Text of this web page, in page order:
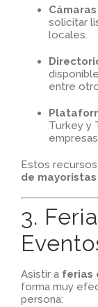
solicitar
locales.
entre
Turkey y
Estos
de mayoristas
3.
Asistir a ferias
forma muy
persona: